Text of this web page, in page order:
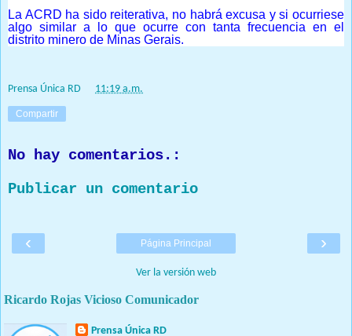
La ACRD ha sido reiterativa, no habrá excusa y si ocurriese
algo similar a lo que ocurre con tanta frecuencia en el
distrito minero de Minas Gerais.
Prensa Única RD 11:19 a.m.
Compartir
No hay comentarios.:
Publicar un comentario
‹ ›
Página Principal
Ver la versión web
Ricardo Rojas Vicioso Comunicador
Prensa Única RD